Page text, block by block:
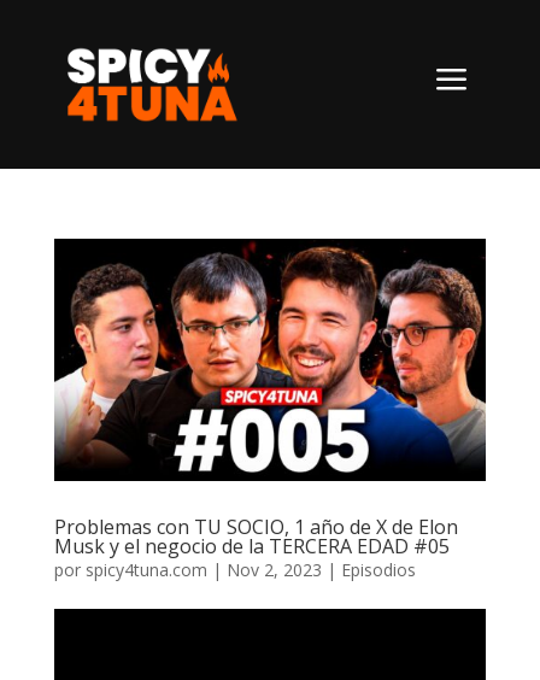
a
Problemas con TU SOCIO, 1 año de X de Elon
Musk y el negocio de la TERCERA EDAD #05
por spicy4tuna.com | Nov 2, 2023 | Episodios